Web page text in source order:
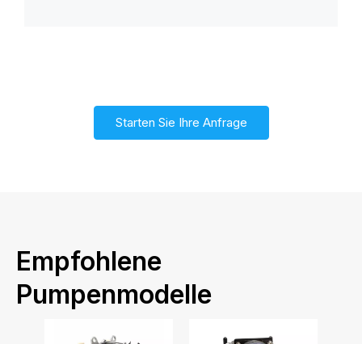
Starten Sie Ihre Anfrage
Empfohlene
Pumpenmodelle